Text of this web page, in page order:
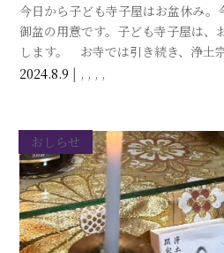
2024.8.9 | , , , ,
今日から子ども寺子屋はお盆休み。
御盆の用意です。子ども寺子屋は、
します。 お寺では引き続き、浄土
参拝を実施中です。こちらは18日ま
おしらせ